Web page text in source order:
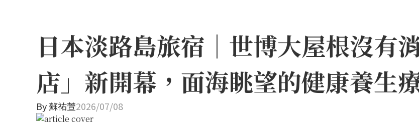
日本淡路島旅宿｜世博大屋根沒有
店」新開幕，面海眺望的健康養生
By蘇祐萱2026/07/08